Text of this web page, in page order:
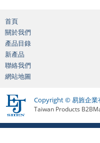
首頁
關於我們
產品目錄
新產品
聯絡我們
網站地圖
Copyright © 易旌企業
Taiwan Products